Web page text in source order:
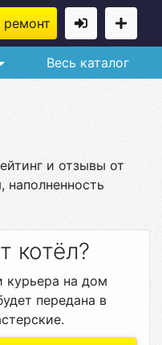
ремонт
Весь каталог
и отзывы от
котёл?
курьера на дом
передана в